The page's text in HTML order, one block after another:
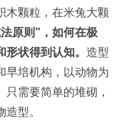
木颗粒，在米兔大颗
原则”，如何在极
状得到认知。 造型
早培机构，以动物为
需要简单的堆砌，
型。